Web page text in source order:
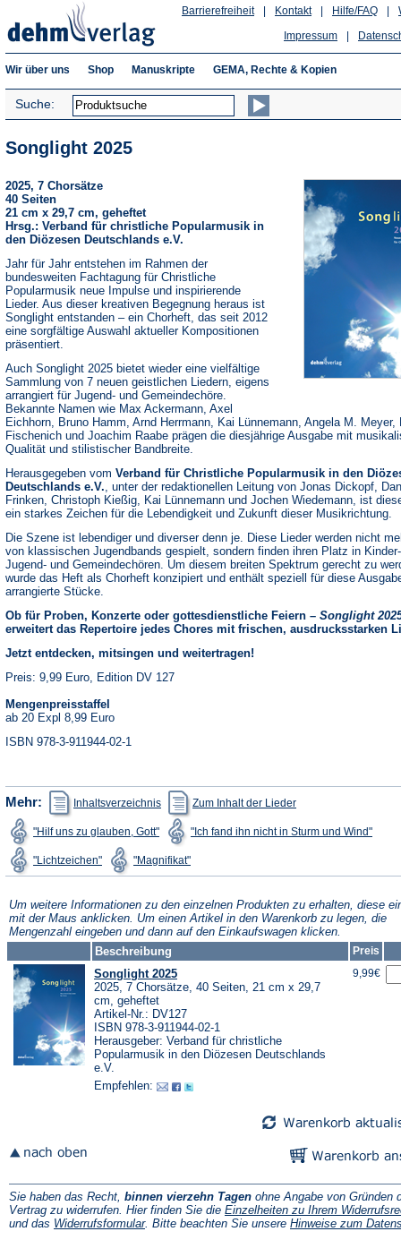
Hilfe/FAQ
Kontakt
Barrierefreiheit
Impressum
Wir über uns Shop Manuskripte GEMA, Rechte & Kopien
Suche:
Songlight 2025
2025, 7 Chorsätze
40 Seiten
21 cm x 29,7 cm, geheftet
Hrsg.: Verband für christliche Popularmusik in
den Diözesen Deutschlands e.V.
Jahr für Jahr entstehen im Rahmen der
bundesweiten Fachtagung für Christliche
Popularmusik neue Impulse und inspirierende
Lieder. Aus dieser kreativen Begegnung heraus ist
Songlight entstanden – ein Chorheft, das seit 2012
eine sorgfältige Auswahl aktueller Kompositionen
präsentiert.
Auch Songlight 2025 bietet wieder eine vielfältige
Sammlung von 7 neuen geistlichen Liedern, eigens
arrangiert für Jugend- und Gemeindechöre.
Bekannte Namen wie Max Ackermann, Axel
Eichhorn, Bruno Hamm, Arnd Herrmann, Kai Lünnemann, Angela M. Meyer,
Fischenich und Joachim Raabe prägen die diesjährige Ausgabe mit
Qualität und stilistischer Bandbreite.
Herausgegeben vom Verband für Christliche Popularmusik in den
Deutschlands e.V., unter der redaktionellen Leitung von Jonas Dickopf,
Frinken, Christoph Kießig, Kai Lünnemann und Jochen Wiedemann, ist
ein starkes Zeichen für die Lebendigkeit und Zukunft dieser Musikrichtung.
Die Szene ist lebendiger und diverser denn je. Diese Lieder werden nicht
von klassischen Jugendbands gespielt, sondern finden ihren Platz in
Jugend- und Gemeindechören. Um diesem breiten Spektrum gerecht zu
wurde das Heft als Chorheft konzipiert und enthält speziell für diese
arrangierte Stücke.
Ob für Proben, Konzerte oder gottesdienstliche Feiern – Songlight
erweitert das Repertoire jedes Chores mit frischen, ausdrucksstarken
Jetzt entdecken, mitsingen und weitertragen!
Preis: 9,99 Euro, Edition DV 127
Mengenpreisstaffel
ab 20 Expl 8,99 Euro
ISBN 978-3-911944-02-1
Mehr: Inhaltsverzeichnis
(Öffnet
in
einem
neuen
Tab)
Zum Inhalt der Liederin
neuen
"Hilf uns zu glauben, Gott"
(Öffnet
in
einem
neuen
Tab)
"Ich fand ihn nicht in Sturm und Wind"in
Tab)
"Lichtzeichen"
(Öffnet
in
einem
Tab)
"Magnifikat"in
einem
Tab)
Um weitere Informationen zu den einzelnen Produkten zu erhalten, diese
mit der Maus anklicken. Um einen Artikel in den Warenkorb zu legen, die
Mengenzahl eingeben und dann auf den Einkaufswagen klicken.
Beschreibung
Preis
Songlight 2025
2025, 7 Chorsätze, 40 Seiten, 21 cm x 29,7
cm, geheftet
Artikel-Nr.: DV127
ISBN 978-3-911944-02-1
Herausgeber: Verband für christliche
Popularmusik in den Diözesen Deutschlands
e.V.
Empfehlen:
9,99€
Sie haben das Recht, binnen vierzehn Tagen ohne Angabe von Gründen
Vertrag zu widerrufen. Hier finden Sie die Einzelheiten zu Ihrem
und das Widerrufsformular(Öffnet
. Bitte beachten Sie unsere Hinweise zum